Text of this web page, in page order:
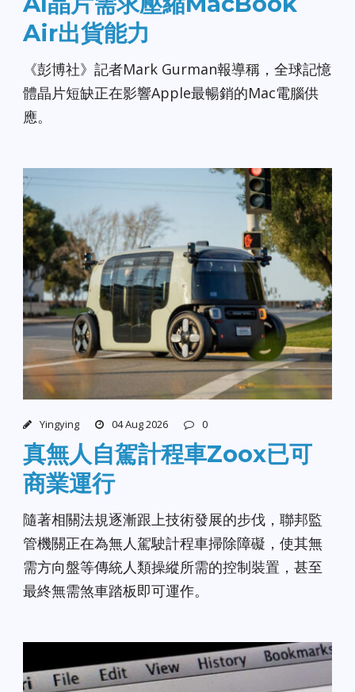
Air出貨能力
《彭博社》記者Mark Gurman報導稱，全球記憶
體晶片短缺正在影響Apple最暢銷的Mac電腦供
應。
Yingying 04 Aug 2026 0
真無人自駕計程車Zoox已可
商業運行
隨著相關法規逐漸跟上技術發展的步伐，聯邦監
管機關正在為無人駕駛計程車掃除障礙，使其無
需方向盤等傳統人類操縱所需的控制裝置，甚至
最終無需煞車踏板即可運作。